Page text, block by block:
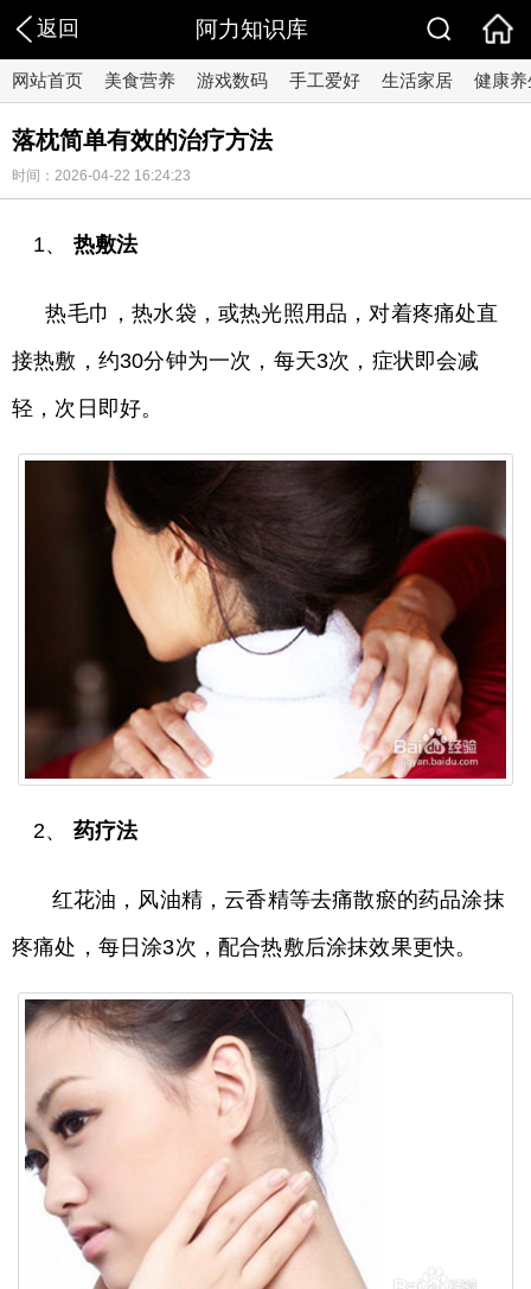
返回 阿力知识库
网站首页 美食营养 游戏数码 手工爱好 生活家居 健康养
落枕简单有效的治疗方法
时间：2026-04-22 16:24:23
1、 热敷法
热毛巾，热水袋，或热光照用品，对着疼痛处直
接热敷，约30分钟为一次，每天3次，症状即会减
轻，次日即好。
2、 药疗法
红花油，风油精，云香精等去痛散瘀的药品涂抹
疼痛处，每日涂3次，配合热敷后涂抹效果更快。